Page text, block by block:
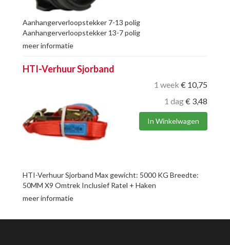
Aanhangerverloopstekker 7-13 polig
Aanhangerverloopstekker 13-7 polig
meer informatie
HTI-Verhuur Sjorband
1 week € 10,75
1 dag€ 3,48
In Winkelwagen
HTI-Verhuur Sjorband Max gewicht: 5000 KG Breedte:
50MM X9 Omtrek Inclusief Ratel + Haken
meer informatie